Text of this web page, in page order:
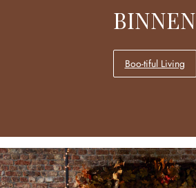
BINNEN
Boo-tiful Living